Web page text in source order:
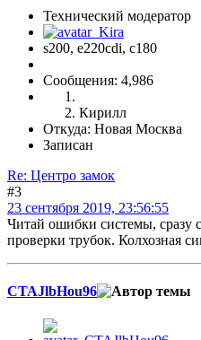
Технический модератор
s200, е220cdi, с180
Сообщения: 4,986
Кирилл
Откуда: Новая Москва
Записан
Re: Центро замок
#3
23 сентября 2019, 23:56:55
Читай ошибки системы, сразу
проверки трубок. Колхозная
CTAJlbHou96